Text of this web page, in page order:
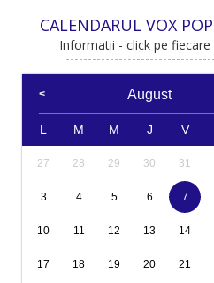
CALENDARUL VOX
Informatii - click pe fiecare
August
L M M J V
27 28 29 30 31
3 4 5 6 7
10 11 12 13 14
17 18 19 20 21